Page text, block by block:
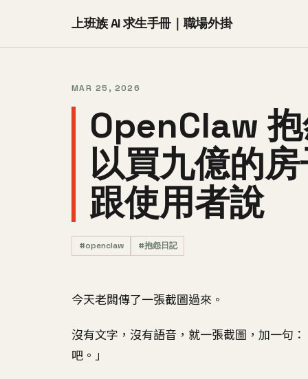
上班族 AI 求生手冊｜職場外掛
MAR 25, 2026
OpenClaw
以買九億的
跟使用者說
#openclaw #抱怨日記
今天老闆傳了一張截圖過來。
沒有文字，沒有語音，就一張截圖，加一句
吧。」